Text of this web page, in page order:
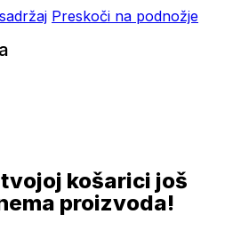
Preskoči na podnožje
tvojoj košarici još
proizvoda!